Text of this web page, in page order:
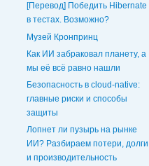
[Перевод] Победить Hibernate
в тестах. Возможно?
Музей Кронпринц
Как ИИ забраковал планету, а
мы её всё равно нашли
Безопасность в cloud-native:
главные риски и способы
защиты
Лопнет ли пузырь на рынке
ИИ? Разбираем потери, долги
и производительность